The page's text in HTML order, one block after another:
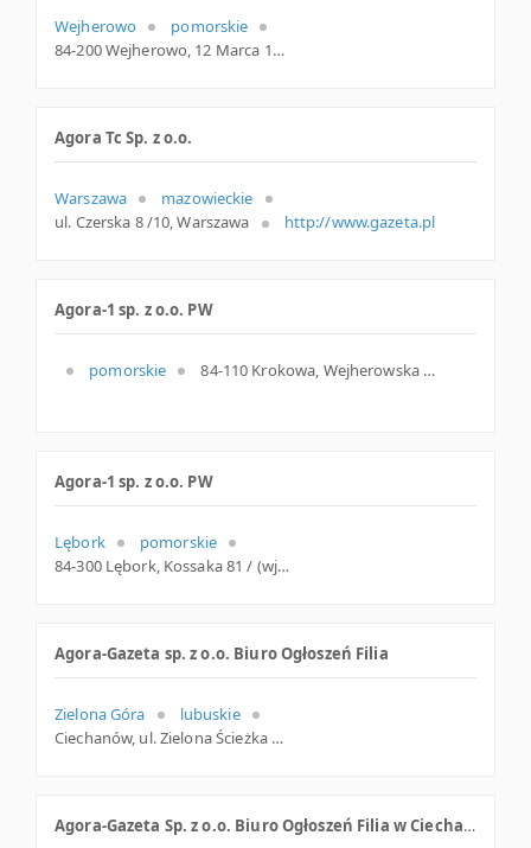
Wejherowo
pomorskie
84-200 Wejherowo, 12 Marca 188, woj. Pomorskie, pow. Wejherowski, gm. Wejherowo
Agora Tc Sp. z o.o.
Warszawa
mazowieckie
ul. Czerska 8 /10, Warszawa
http://www.gazeta.pl
Agora-1 sp. z o.o. PW
pomorskie 84-110 Krokowa, Wejherowska 3, pomorskie
Agora-1 sp. z o.o. PW
Lębork
pomorskie
84-300 Lębork, Kossaka 81 / (wjazd od Poznańskiej), pomorskie
Agora-Gazeta sp. z o.o. Biuro Ogłoszeń Filia
Zielona Góra
lubuskie
Ciechanów, ul. Zielona Ścieżka 4, mazowieckie
Agora-Gazeta Sp. z o.o. Biuro Ogłoszeń Filia w Ciechanowie